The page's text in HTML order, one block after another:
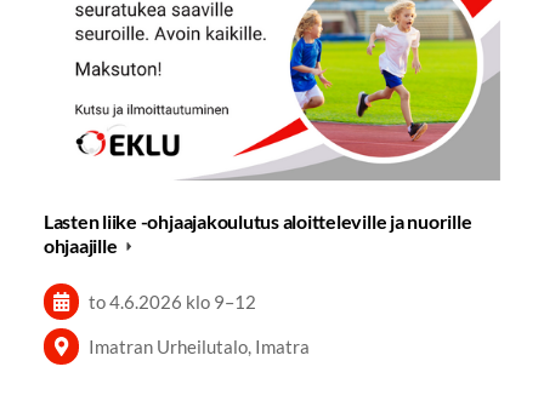
Lasten liike -ohjaajakoulutus aloitteleville ja nuorille
ohjaajille
to 4.6.2026 klo 9–12
Imatran Urheilutalo, Imatra